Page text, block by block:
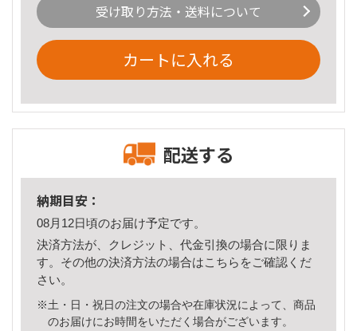
受け取り方法・送料について
カートに入れる
配送する
納期目安：
08月12日頃のお届け予定です。
決済方法が、クレジット、代金引換の場合に限りま
す。その他の決済方法の場合はこちら をご確認くだ
さい。
※土・日・祝日の注文の場合や在庫状況によって、商品
のお届けにお時間をいただく場合がございます。